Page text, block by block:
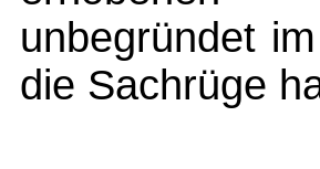
unbegründet
die Sachrüge